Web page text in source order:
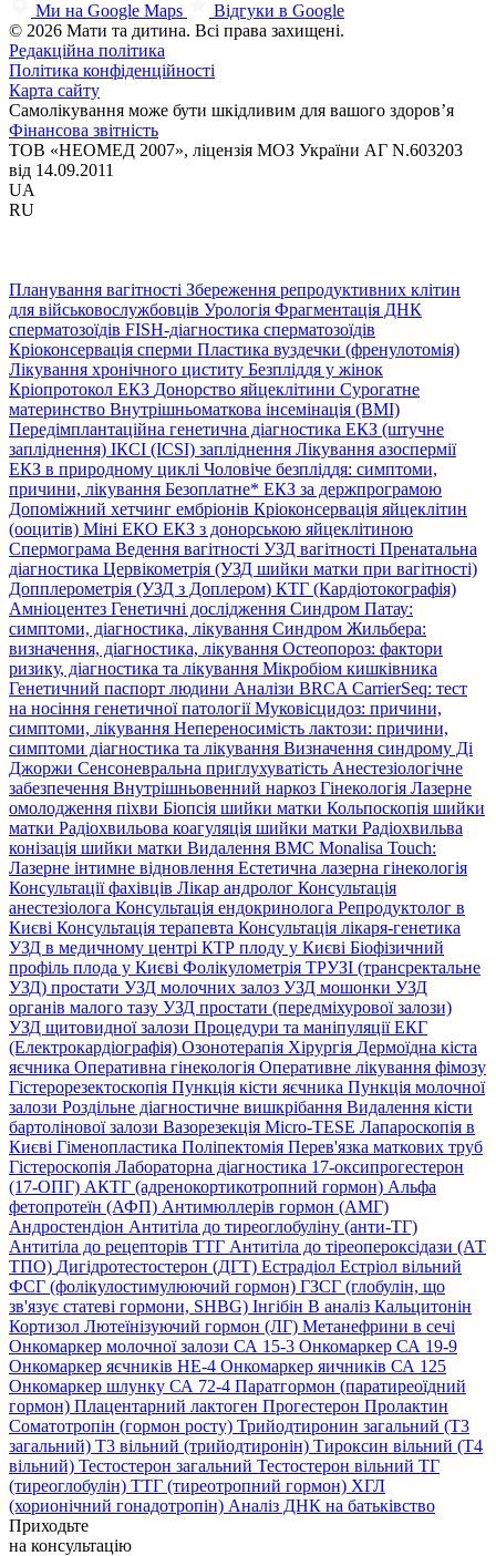
Ми на Google Maps
Відгуки в Google
© 2026 Мати та дитина. Всі права захищені.
Редакційна політика
Політика конфіденційності
Карта сайту
Самолікування може бути шкідливим для вашого здоров’я
Фінансова звітність
ТОВ «НЕОМЕД 2007», ліцензія МОЗ України АГ N.603203
від 14.09.2011
UA
RU
Планування вагітності Збереження репродуктивних клітин
для військовослужбовців Урологія Фрагментація ДНК
сперматозоїдів FISH-діагностика сперматозоїдів
Кріоконсервація сперми Пластика вуздечки (френулотомія)
Лікування хронічного циститу Безпліддя у жінок
Кріопротокол ЕКЗ Донорство яйцеклітини Сурогатне
материнство Внутрішньоматкова інсемінація (ВМІ)
Передімплантаційна генетична діагностика ЕКЗ (штучне
запліднення) ІКСІ (ICSI) запліднення Лікування азоспермії
ЕКЗ в природному циклі Чоловіче безпліддя: симптоми,
причини, лікування Безоплатне* ЕКЗ за держпрограмою
Допоміжний хетчинг ембріонів Кріоконсервація яйцеклітин
(ооцитів) Міні ЕКО ЕКЗ з донорською яйцеклітиною
Спермограма Ведення вагітності УЗД вагітності Пренатальна
діагностика Цервікометрія (УЗД шийки матки при вагітності)
Допплерометрія (УЗД з Доплером) КТГ (Кардіотокографія)
Амніоцентез Генетичні дослідження Синдром Патау:
симптоми, дiагностика, лiкування Синдром Жильбера:
визначення, діагностика, лікування Остеопороз: фактори
ризику, діагностика та лікування Мікробіом кишківника
Генетичний паспорт людини Аналізи BRCA CarrierSeq: тест
на носіння генетичної патологіїМуковісцидоз: причини,
симптоми, лікування Непереносимість лактози: причини,
симптоми діагностика та лікування Визначення синдрому Ді
Джоржи Сенсоневральна приглухуватість Анестезіологічне
забезпечення Внутрішньовенний наркоз Гінекологія Лазерне
омолодження піхви Біопсія шийки матки Кольпоскопія шийки
матки Радіохвильова коагуляція шийки матки Радіохвильва
конізація шийки матки Видалення ВМС Monalisa Touch:
Лазерне інтимне відновлення Естетична лазерна гінекологія
Консультації фахівців Лікар андролог Консультація
анестезіолога Консультація ендокринолога Репродуктолог в
Києві Консультація терапевта Консультація лікаря-генетика
УЗД в медичному центрі КТР плоду у Києві Біофізичний
профіль плода у Києві Фолікулометрія ТРУЗІ (трансректальне
УЗД) простати УЗД молочних залоз УЗД мошонки УЗД
органів малого тазу УЗД простати (передміхурової залози)
УЗД щитовидної залози Процедури та маніпуляціїЕКГ
(Електрокардіографія) Озонотерапія Хірургія Дермоїдна кіста
яєчника Оперативна гінекологія Оперативне лікування фімозу
Гістерорезектоскопія Пункція кісти яєчника Пункція молочної
залози Роздільне діагностичне вишкрібання Видалення кісти
бартолінової залози Вазорезекція Micro-TESE Лапароскопія в
Києві Гіменопластика Поліпектомія Перев'язка маткових труб
Гістероскопія Лабораторна діагностика 17-оксипрогестерон
(17-ОПГ) АКТГ (адренокортикотропний гормон) Альфа
фетопротеїн (АФП) Антимюллерів гормон (АМГ)
Андростендіон Антитіла до тиреоглобуліну (анти-ТГ)
Антитіла до рецепторів ТТГ Антитіла до тіреопероксідази (АТ
ТПО) Дигідротестостерон (ДГТ) Естрадіол Естріол вільний
ФСГ (фолікулостимулюючий гормон) ГЗСГ (глобулін, що
зв'язує статеві гормони, SHBG) Інгібін B аналіз Кальцитонін
Кортизол Лютеїнізуючий гормон (ЛГ) Метанефрини в сечі
Онкомаркер молочної залози СА 15-3 Онкомаркер СА 19-9
Онкомаркер яєчників НЕ-4 Онкомаркер яичників СА 125
Онкомаркер шлунку СА 72-4 Паратгормон (паратиреоїдний
гормон) Плацентарний лактоген Прогестерон Пролактин
Соматотропін (гормон росту) Трийодтиронин загальний (Т3
загальний) Т3 вільний (трийодтиронін) Тироксин вільний (Т4
вільний) Тестостерон загальний Тестостерон вільний ТГ
(тиреоглобулін) ТТГ (тиреотропний гормон) ХГЛ
(хорионічний гонадотропін) Аналіз ДНК на батьківство
Приходьте
на консультацію